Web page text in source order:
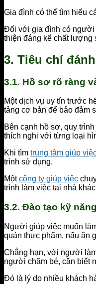
Gia đình có thể tìm hiểu
Đối với gia đình có người
thiện đáng kể chất lượng
3. Tiêu chí
3.1. Hồ sơ rõ ràng
Một dịch vụ uy tín trước
tảng cơ bản để bảo đảm
Bên cạnh hồ sơ, quy
thích nghi với từng loại
Khi tìm trung tâm giúp
trình sử dụng.
Mộtcông ty giúp việc
trình làm việc tại nhà
3.2. Đào tạo kỹ
Người giúp việc muốn
quản thực phẩm, nấu ăn
Chẳng hạn, với người
người chăm bé, cần biết
Đó là lý do nhiều khách